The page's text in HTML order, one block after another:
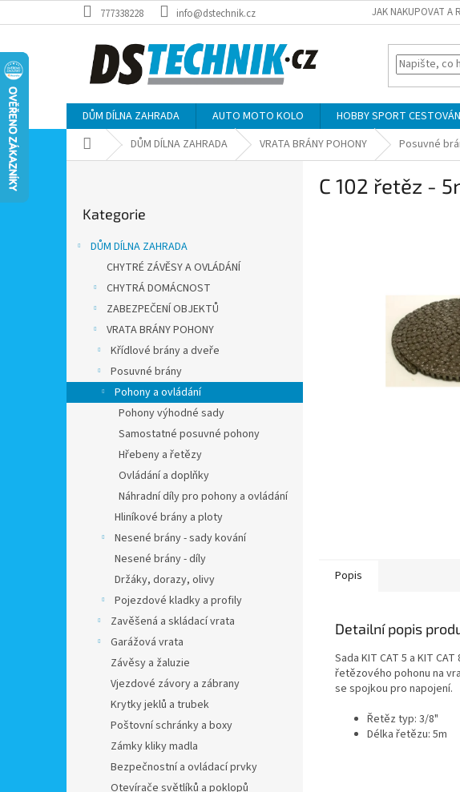
na
777338228 info@dstechnik.cz JAK NAKUPOVAT A
DŮM DÍLNA ZAHRADA AUTO MOTO KOLO HOBBY SPORT
Domů DŮM DÍLNA ZAHRADA VRATA BRÁNY POHONY Posuvné
e
l
kategorie
Kategorie
DŮM DÍLNA ZAHRADA
CHYTRÉ ZÁVĚSY A OVLÁDÁNÍ
CHYTRÁ DOMÁCNOST
ZABEZPEČENÍ OBJEKTŮ
VRATA BRÁNY POHONY
Křídlové brány a dveře
Posuvné brány
Pohony a ovládání
Pohony výhodné sady
Samostatné posuvné pohony
Hřebeny a řetězy
Ovládání a doplňky
Náhradní díly pro pohony a ovládání
Hliníkové brány a ploty
Nesené brány - sady kování
Nesené brány - díly
Držáky, dorazy, olivy
Pojezdové kladky a profily
Zavěšená a skládací vrata
Garážová vrata
Závěsy a žaluzie
Vjezdové závory a zábrany
Krytky jeklů a trubek
Poštovní schránky a boxy
Zámky kliky madla
Bezpečnostní a ovládací prvky
Otevírače světlíků a poklopů
C 102 řetěz -
Popis
Detailní popis
Sada KIT CAT 5 a KIT
řetězového pohonu na
se spojkou pro napojení.
Řetěz typ: 3/8"
Délka řetězu: 5m